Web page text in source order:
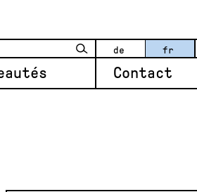
Contact
de fr